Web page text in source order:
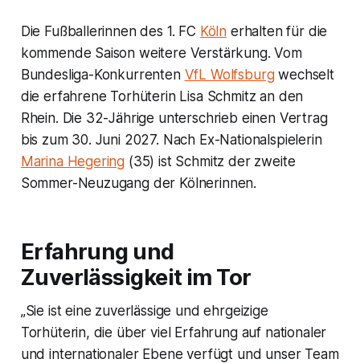
Die Fußballerinnen des 1. FC Köln erhalten für die
kommende Saison weitere Verstärkung. Vom
Bundesliga-Konkurrenten VfL Wolfsburgwechselt
die erfahrene Torhüterin Lisa Schmitz an den
Rhein. Die 32-Jährige unterschrieb einen Vertrag
bis zum 30. Juni 2027. Nach Ex-Nationalspielerin
Marina Hegering (35) ist Schmitz der zweite
Sommer-Neuzugang der Kölnerinnen.
Erfahrung und
Zuverlässigkeit im Tor
„Sie ist eine zuverlässige und ehrgeizige
Torhüterin, die über viel Erfahrung auf nationaler
und internationaler Ebene verfügt und unser Team